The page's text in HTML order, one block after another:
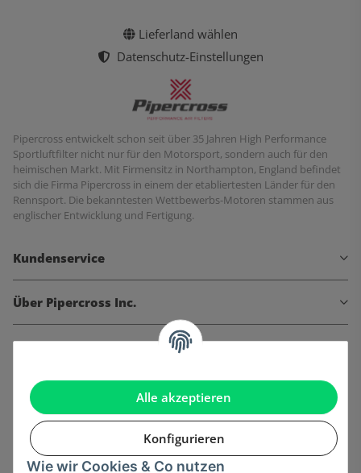
Alle akzeptieren
Konfigurieren
Wie wir Cookies & Co nutzen
Lieferland wählen
Datenschutz-Einstellungen
Pipercross entwickelt schon seit über 35 Jahren High Performance
Sportluftfilter nicht nur für den Motorsport, sondern auch für den
heimischen Markt. Mit Firmensitz in Northampton, England befindet
sich die Firma Pipercross in einem der etabliertesten Länder für den
Rennsport. Die bekanntesten Wettbewerbs-Motoren stammen aus
englischer Entwicklung und Fertigung.
Kundenservice
Über Pipercross Inc.
Informationen
Gesetzliche Informationen